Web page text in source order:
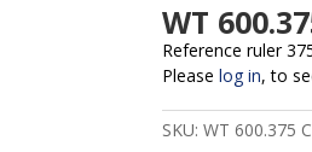
WT
Pleaselog in, to
Reference ruler
SKU:WT 600.375